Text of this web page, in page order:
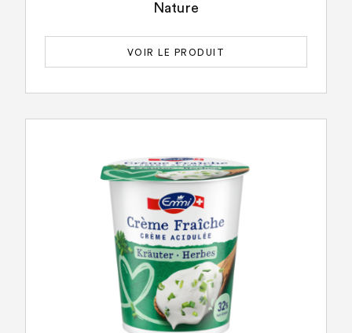
Nature
VOIR LE PRODUIT